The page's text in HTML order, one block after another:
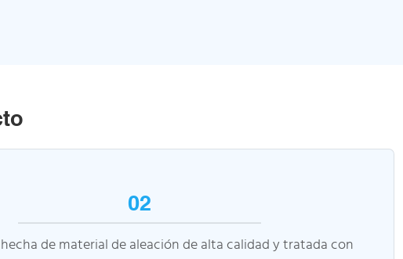
02
de material de aleación de alta calidad y tratada con